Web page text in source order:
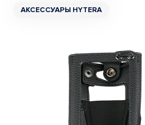
АКСЕССУАРЫ HYTERA